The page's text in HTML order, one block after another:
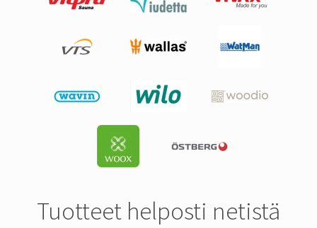
Tuotteet helposti netistä